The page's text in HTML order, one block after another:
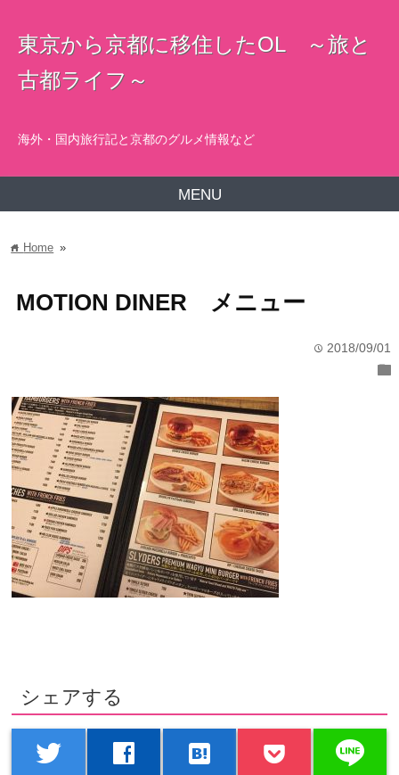
東京から京都に移住したOL ～旅と
古都ライフ～
海外・国内旅行記と京都のグルメ情報など
MENU
home Home »
MOTION DINER メニュー
time 2018/09/01
folder
シェアする
twitter facebook hatenabookmark line